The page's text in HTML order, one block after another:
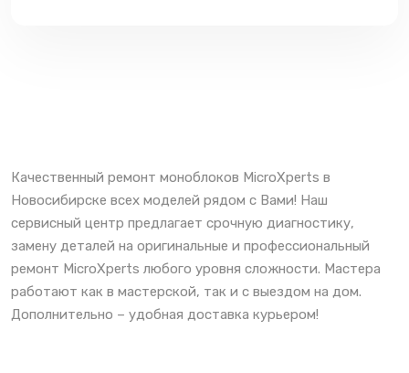
Качественный ремонт моноблоков MicroXperts в
Новосибирске всех моделей рядом с Вами! Наш
сервисный центр предлагает срочную диагностику,
замену деталей на оригинальные и профессиональный
ремонт MicroXperts любого уровня сложности. Мастера
работают как в мастерской, так и с выездом на дом.
Дополнительно – удобная доставка курьером!